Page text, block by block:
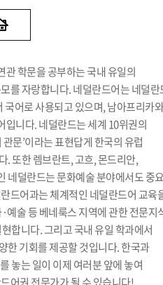
학문을 공부하는 국내 유일의
를 자랑합니다. 네덜란드어는 네덜란
국어로 사용되고 있으며, 남아프리카
니다. 네덜란드는 세계 10위권의
문’이라는 표현답게 한국의 유럽
. 또한 렘브란트, 고흐, 몬드리안,
네덜란드는 문화예술 분야에서도 중
드어과는 체계적인 네덜란드어 교육
예술 등 베네룩스 지역에 관한 전문지
합니다. 그리고 국내 유일 학과에서
한 기회를 제공할 것입니다. 한국과
놓는 일이 이제 여러분 앞에 놓여